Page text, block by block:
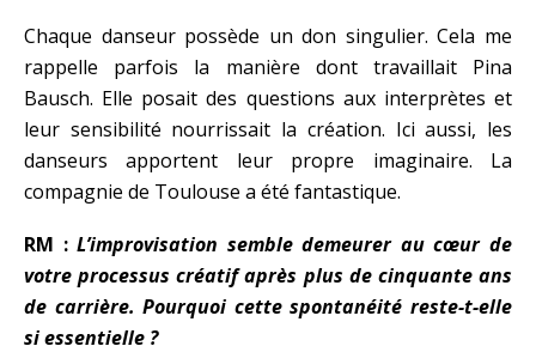
Chaque danseur possède un don singulier. Cela me
rappelle parfois la manière dont travaillait Pina
Bausch. Elle posait des questions aux interprètes et
leur sensibilité nourrissait la création. Ici aussi, les
danseurs apportent leur propre imaginaire. La
compagnie de Toulouse a été fantastique.
RM :L’improvisation semble demeurer au cœur de
votre processus créatif après plus de cinquante ans
de carrière. Pourquoi cette spontanéité reste-t-elle
si essentielle ?